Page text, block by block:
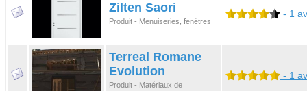
Zilten Saori
Produit - Menuiseries, fenêtres
- 1
Terreal Romane
Evolution
Produit - Matériaux de
- 1